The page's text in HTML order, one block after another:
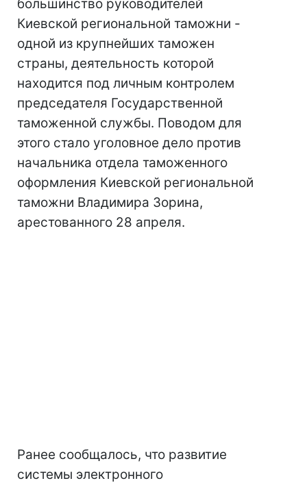
большинство руководителей
Киевской региональной таможни -
одной из крупнейших таможен
страны, деятельность которой
находится под личным контролем
председателя Государственной
таможенной службы. Поводом для
этого стало уголовное дело против
начальника отдела таможенного
оформления Киевской региональной
таможни Владимира Зорина,
арестованного 28 апреля.
Ранее сообщалось, что развитие
системы электронного